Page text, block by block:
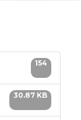
154
30.87 KB